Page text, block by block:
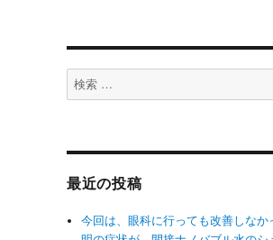
検
索
最近の投稿
今回は、眼科に行っても改善しなか